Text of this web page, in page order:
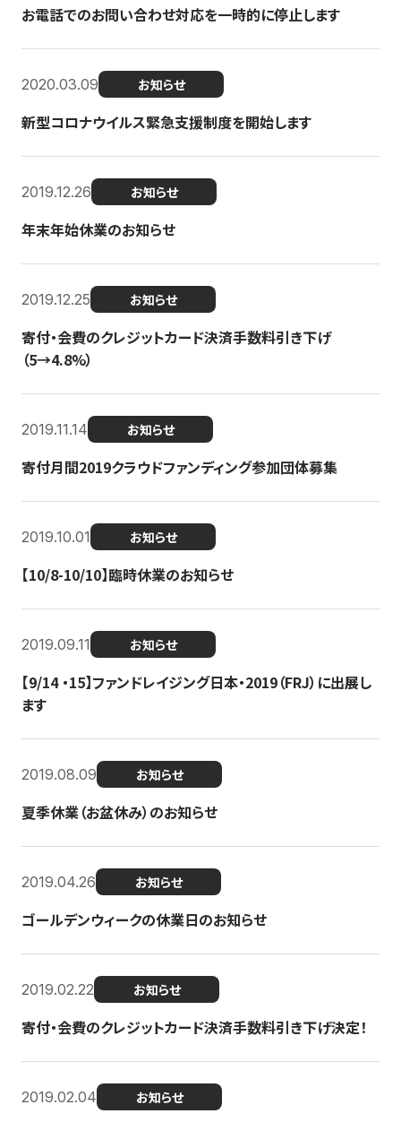
お電話でのお問い合わせ対応を一時的に停止します
2020.03.09 お知らせ
新型コロナウイルス緊急支援制度を開始します
2019.12.26 お知らせ
年末年始休業のお知らせ
2019.12.25 お知らせ
寄付・会費のクレジットカード決済手数料引き下げ
（5→4.8%）
2019.11.14 お知らせ
寄付月間2019クラウドファンディング参加団体募集
2019.10.01 お知らせ
【10/8-10/10】臨時休業のお知らせ
2019.09.11 お知らせ
【9/14 ・15】ファンドレイジング日本・2019（FRJ）に出展し
ます
2019.08.09 お知らせ
夏季休業（お盆休み）のお知らせ
2019.04.26 お知らせ
ゴールデンウィークの休業日のお知らせ
2019.02.22 お知らせ
寄付・会費のクレジットカード決済手数料引き下げ決定！
2019.02.04 お知らせ